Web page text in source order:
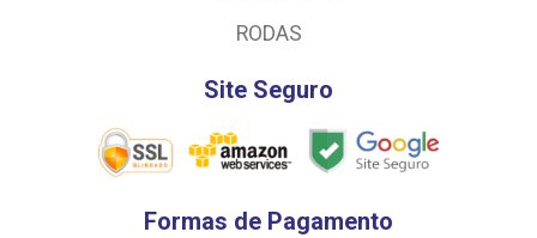
RODAS
Site Seguro
Formas de Pagamento